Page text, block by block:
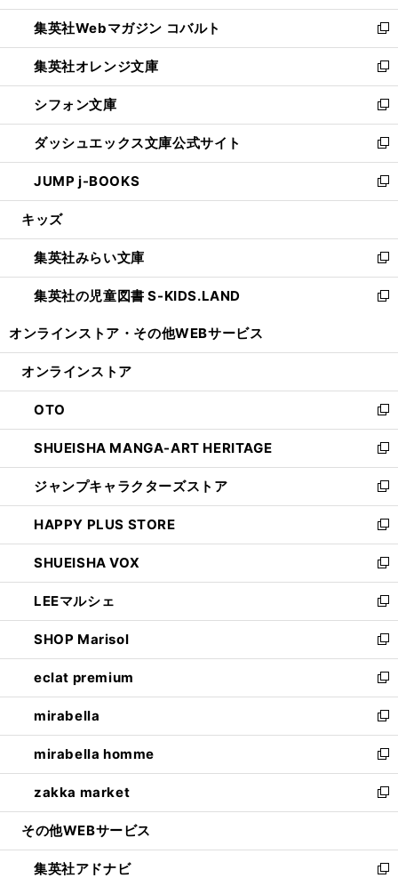
開
く
ウ
で
開
く
ン
ド
ウ
で
開
く
ウ
ィ
ン
ド
ウ
で
開
く
集英社Webマガジン コバルト
新
し
い
ウ
ィ
ン
ド
ウ
で
開
集英社オレンジ文庫
新
し
い
ウ
ィ
ン
ド
ウ
開
く
シフォン文庫
新
し
い
ウ
ィ
ン
ウ
で
開
く
ダッシュエックス文庫公式サイト
新
し
い
ウ
ン
ド
ウ
で
JUMP j-BOOKS
新
し
ウ
ィ
ン
ド
開
キッズ
集英社みらい文庫
新
し
い
ン
ウ
で
開
く
集英社の児童図書 S-KIDS.LAND
新
ウ
ン
ド
ウ
で
開
く
オンラインストア・ その他WEBサービス
オンラインストア
OTO
新
し
い
ウ
ィ
ン
ド
ウ
で
開
く
SHUEISHA MANGA-ART HERITAGE
新
し
い
ウ
ィ
ン
ド
ウ
で
開
く
ジャンプキャラクターズストア
新
し
い
ウ
ィ
ン
ド
ウ
で
開
く
HAPPY PLUS STORE
新
し
い
ウ
ィ
ン
ド
ウ
で
開
く
SHUEISHA VOX
新
し
い
ウ
ィ
ン
ド
ウ
で
開
く
LEEマルシェ
新
し
い
ウ
ィ
ン
ド
ウ
で
開
く
SHOP Marisol
新
し
い
ウ
ィ
ン
ド
ウ
で
開
eclat premium
新
し
い
ウ
ィ
ン
ド
ウ
開
く
mirabella
新
し
い
ウ
ィ
ン
ウ
で
mirabella homme
新
し
い
ウ
ン
ド
zakka market
新
し
ウ
ィ
その他WEBサービス
集英社アドナビ 新